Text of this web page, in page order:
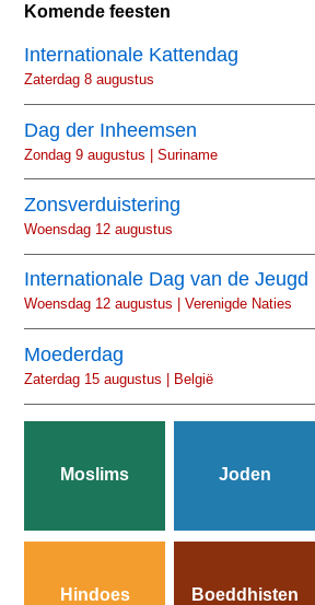
Komende feesten
Internationale Kattendag
Zaterdag 8 augustus
Dag der Inheemsen
Zondag 9 augustus | Suriname
Zonsverduistering
Woensdag 12 augustus
Internationale Dag van de Jeugd
Woensdag 12 augustus | Verenigde Naties
Moederdag
Zaterdag 15 augustus | België
Moslims Joden
Hindoes Boeddhisten